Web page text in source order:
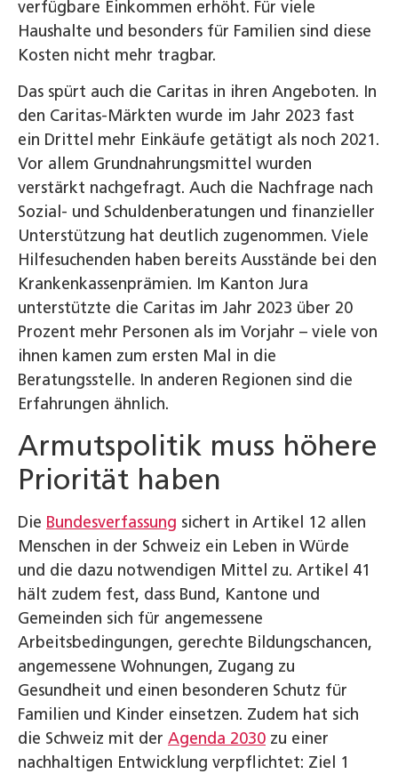
verfügbare Einkommen erhöht. Für viele
Haushalte und besonders für Familien sind diese
Kosten nicht mehr tragbar.
Das spürt auch die Caritas in ihren Angeboten. In
den Caritas-Märkten wurde im Jahr 2023 fast
ein Drittel mehr Einkäufe getätigt als noch 2021.
Vor allem Grundnahrungsmittel wurden
verstärkt nachgefragt. Auch die Nachfrage nach
Sozial- und Schuldenberatungen und finanzieller
Unterstützung hat deutlich zugenommen. Viele
Hilfesuchenden haben bereits Ausstände bei den
Krankenkassenprämien. Im Kanton Jura
unterstützte die Caritas im Jahr 2023 über 20
Prozent mehr Personen als im Vorjahr – viele von
ihnen kamen zum ersten Mal in die
Beratungsstelle. In anderen Regionen sind die
Erfahrungen ähnlich.
Armutspolitik muss höhere
Priorität haben
Die Bundesverfassung sichert in Artikel 12 allen
Menschen in der Schweiz ein Leben in Würde
und die dazu notwendigen Mittel zu. Artikel 41
hält zudem fest, dass Bund, Kantone und
Gemeinden sich für angemessene
Arbeitsbedingungen, gerechte Bildungschancen,
angemessene Wohnungen, Zugang zu
Gesundheit und einen besonderen Schutz für
Familien und Kinder einsetzen. Zudem hat sich
die Schweiz mit der Agenda 2030 zu einer
nachhaltigen Entwicklung verpflichtet: Ziel 1